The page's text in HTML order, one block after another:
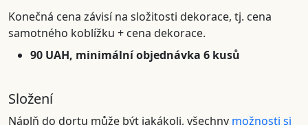
Konečná cena závisí na složitosti dekorace, tj. cena
samotného koblížku + cena dekorace.
90 UAH, minimální objednávka 6 kusů
Složení
Náplň do dortu může být jakákoli, všechny možnosti si